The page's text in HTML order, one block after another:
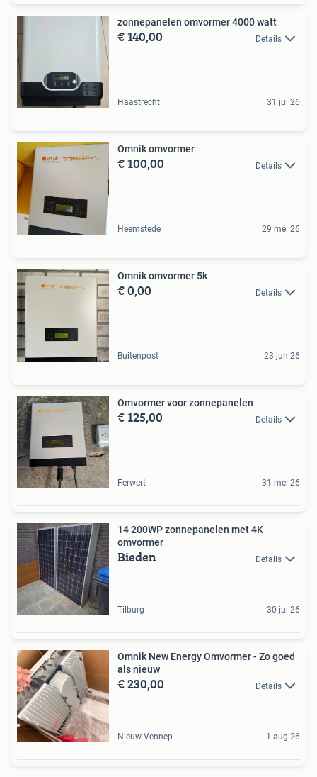
zonnepanelen omvormer 4000 watt
€ 140,00 Details
Haastrecht 31 jul 26
Omnik omvormer
€ 100,00 Details
Heemstede 29 mei 26
Omnik omvormer 5k
€ 0,00 Details
Buitenpost 23 jun 26
Omvormer voor zonnepanelen
€ 125,00 Details
Ferwert 31 mei 26
14 200WP zonnepanelen met 4K
omvormer
Bieden Details
Tilburg 30 jul 26
Omnik New Energy Omvormer - Zo goed
als nieuw
€ 230,00 Details
Nieuw-Vennep 1 aug 26